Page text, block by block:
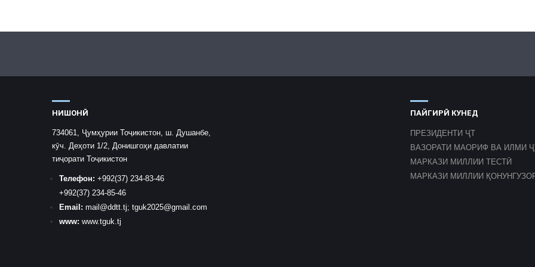
НИШОНӢ
734061, Ҷумҳурии Тоҷикистон, ш. Душанбе,
кӯч. Деҳоти 1/2, Донишгоҳи давлатии
тиҷорати Тоҷикистон
Телефон: +992(37) 234-83-46
+992(37) 234-85-46
Email: mail @ddtt.tj; tguk2025@gmail.com
www: www.tguk.tj
ПАЙГИРӢ КУНЕД
ПРЕЗИДЕНТИ ҶТ
ВАЗОРАТИ МАОРИФ ВА ИЛМИ
МАРКАЗИ МИЛЛИИ ТЕСТӢ
МАРКАЗИ МИЛЛИИ